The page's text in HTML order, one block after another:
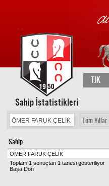
TJK
Sahip İstatistikleri
Tüm Yıllar
Sahip
ÖMER FARUK ÇELİK
Toplam 1 sonuçtan 1 tanesi gösteriliyor
Başa Dön